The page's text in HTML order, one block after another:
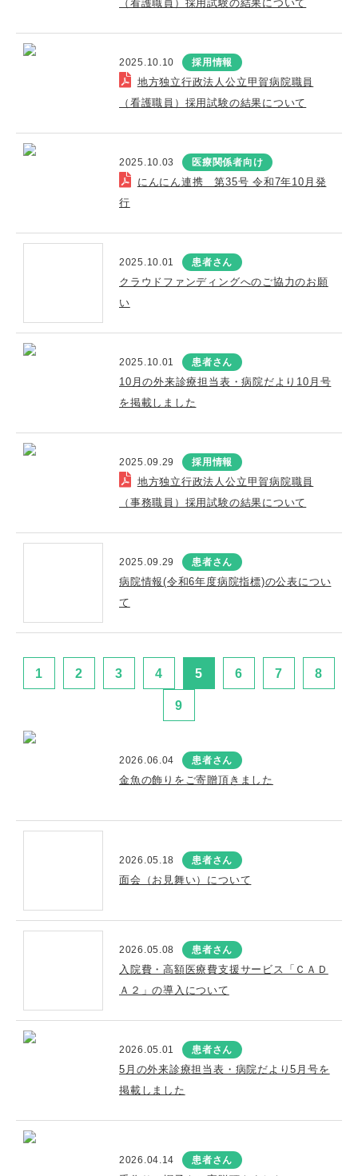
（看護職員）採用試験の結果について
2025.10.10 採用情報
地方独立行政法人公立甲賀病院職員
（看護職員）採用試験の結果について
2025.10.03 医療関係者向け
にんにん連携 第35号 令和7年10月発
行
2025.10.01 患者さん
クラウドファンディングへのご協力のお願
い
2025.10.01 患者さん
10月の外来診療担当表・病院だより10月号
を掲載しました
2025.09.29 採用情報
地方独立行政法人公立甲賀病院職員
（事務職員）採用試験の結果について
2025.09.29 患者さん
病院情報(令和6年度病院指標)の公表につい
て
1 2 3 4 5 6 7 8
9
2026.06.04 患者さん
金魚の飾りをご寄贈頂きました
2026.05.18 患者さん
面会（お見舞い）について
2026.05.08 患者さん
入院費・高額医療費支援サービス「ＣＡＤ
Ａ２」の導入について
2026.05.01 患者さん
5月の外来診療担当表・病院だより5月号を
掲載しました
2026.04.14 患者さん